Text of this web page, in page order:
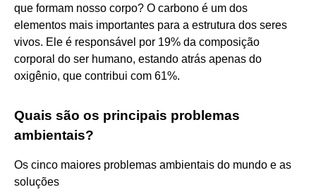
que formam nosso corpo? O carbono é um dos
elementos mais importantes para a estrutura dos seres
vivos. Ele é responsável por 19% da composição
corporal do ser humano, estando atrás apenas do
oxigênio, que contribui com 61%.
Quais são os principais problemas
ambientais?
Os cinco maiores problemas ambientais do mundo e as
soluções